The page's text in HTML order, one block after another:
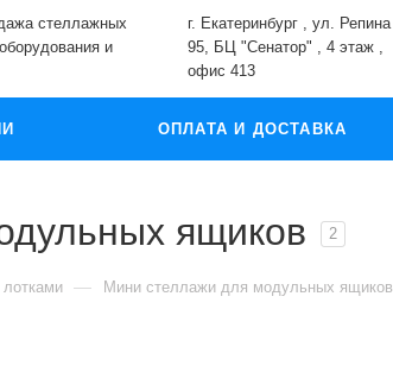
стеллажных
и
г. Екатеринбург , ул. Репина
95, БЦ "Сенатор" , 4 этаж ,
офис 413
ОПЛАТА И ДОСТАВКА
ящиков 2
— Мини стеллажи для модульных ящиков